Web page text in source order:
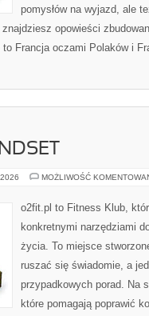
pomysłów na wyjazd, ale
opowieści
Francja oczami Polaków i
MOŻLIWOŚĆ
o2fit.pl to Fitness Klub,
konkretnymi narzędziami
życia. To miejsce
ruszać się świadomie, a
przypadkowych porad. Na
które pomagają poprawić